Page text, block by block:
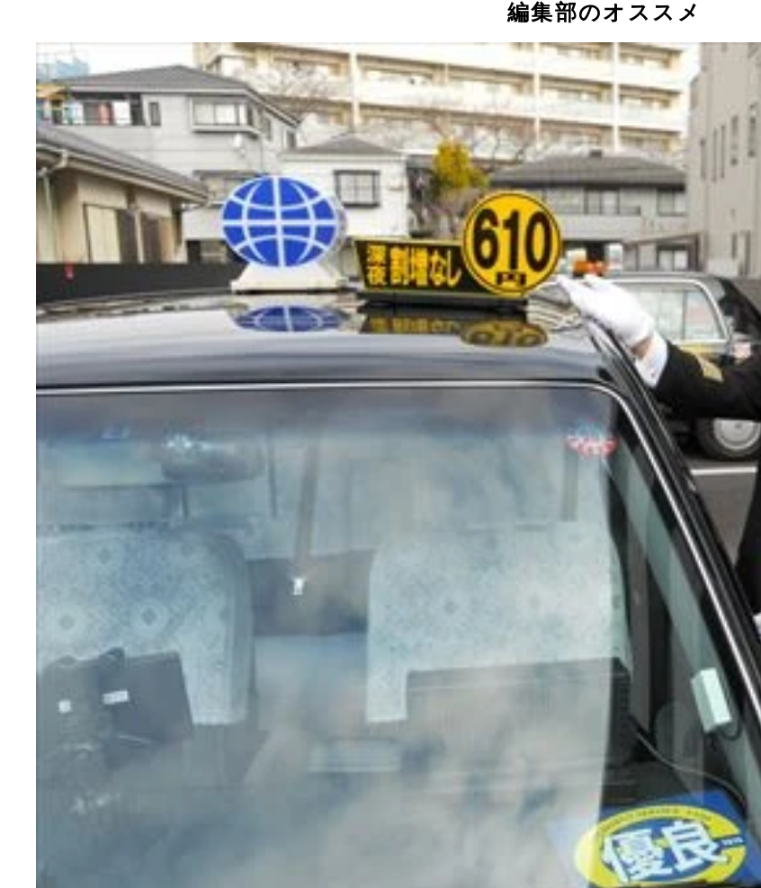
快適さ、設備、食事まで進化したカプセルホテル！
ファーストキャビン築地東京メトロ日比谷線「築地駅」２番、４番出口より徒歩約１分の立地
おしゃれなバーはお酒だけでなく、簡単なおつまみも提供している
大浴場の各洗い場の仕切りは大きめでプライバシーが重視された設計。うれしい配慮だ
４月１７日（月）オープン！！ ファーストキャビン京橋ＪＲ「東京駅」八重洲南口より徒歩５分と、交
カプセルではないが、ふたり利用できる部屋も。１泊１万２０００円
グローバルキャビン五反田ＪＲ「五反田駅」から徒歩３分。人気のドーミーインのキャビン型ホテル。１
デスクワークができるのはうれしい。キーボードの音には注意
プライベートが守られた個室のような空間。枕元にある充電用のコンセントも便利だ
キャビンの上下をうまく利用してプライベート感を演出。写真の６１１は下段にベッドが、６１２は上段
男性専用の大浴場は深夜も利用可
１泊５４８０円のシアタールームは４０インチの大型テレビで１０００以上の映画などが視聴可能
ＶＲも体験できる。風景を眺めるものから本格的なゲームまでソフトは充実している
自分好みのシャンプーやボディソープを選ぶことができる。ミストサウナも完備！
世界各国のビールや地酒を味わえる。バルのみの利用も可
味噌汁や朝カレーが無料
味噌汁は２４時間、具だくさんのカレーは朝、無料で提供される
【左】広めのファーストクラス。１２０ｃｍ幅のセミダブルベッドが置かれている。１泊６８００円。
００円。
編集部のオススメ